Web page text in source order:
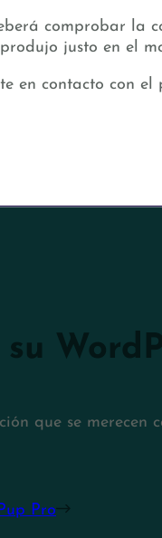
comprobar la
justo en el
en contacto con
que se merecen
Pro